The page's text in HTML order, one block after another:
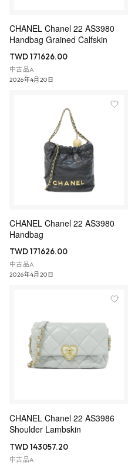
CHANEL Chanel 22 AS3980
Handbag Grained Calfskin
TWD 171626.00
中古品A
2026年4月20日
CHANEL Chanel 22 AS3980
Handbag
TWD 171626.00
中古品A
2026年4月20日
CHANEL Chanel 22 AS3986
Shoulder Lambskin
TWD 143057.20
中古品A